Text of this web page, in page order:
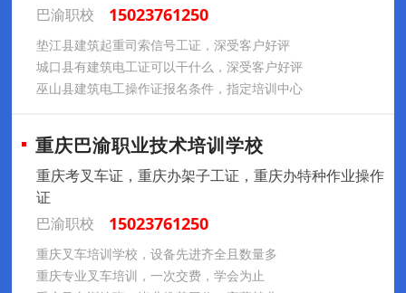
巴渝职校
15023761250
垫江县建筑起重司索信号工证，深受客户好评
城口县有建筑电工证可以干什么，深受客户好评
巫山县建筑电工操作证报名条件，指定培训中心
重庆巴渝职业技术培训学校
重庆考叉车证，重庆办架子工证，重庆办特种作业操作
证
巴渝职校
15023761250
重庆叉车培训学校，设备先进齐全且数量多
重庆专业叉车培训，一次交费，学会为止